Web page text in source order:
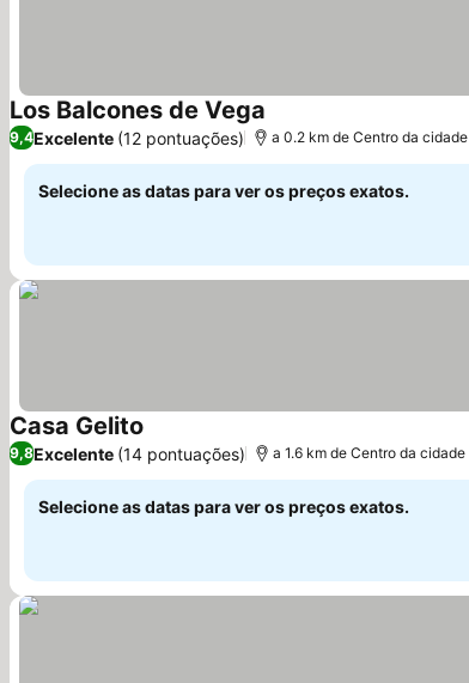
Los Balcones de Vega
9,4Excelente (12 pontuações) a 0.2 km de Centro da cidade
Selecione as datas para ver os preços exatos.
Casa Gelito
9,8Excelente (14 pontuações) a 1.6 km de Centro da cidade
Selecione as datas para ver os preços exatos.